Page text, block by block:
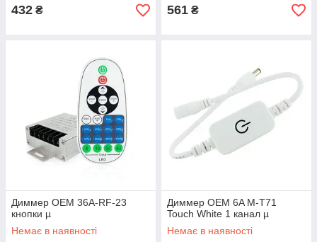
432 ₴ 561 ₴
Диммер OEM 36A-RF-23
кнопки µ
Немає в наявності
Диммер OEM 6A M-T71
Touch White 1 канал µ
Немає в наявності